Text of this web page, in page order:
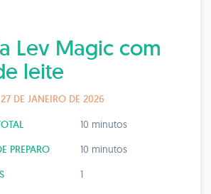
Lev Magic com
leite
DE JANEIRO DE 2026
10 minutos
PREPARO 10 minutos
1